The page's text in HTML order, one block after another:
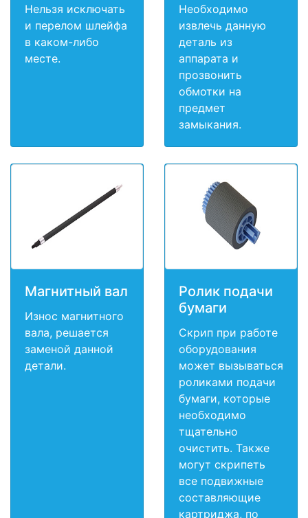
Нельзя исключать
и перелом шлейфа
в каком-либо
месте.
Необходимо
извлечь данную
деталь из
аппарата и
прозвонить
обмотки на
предмет
замыкания.
Магнитный вал
Износ магнитного
вала, решается
заменой данной
детали.
Ролик подачи
бумаги
Скрип при работе
оборудования
может вызываться
роликами подачи
бумаги, которые
необходимо
тщательно
очистить. Также
могут скрипеть
все подвижные
составляющие
картриджа, по